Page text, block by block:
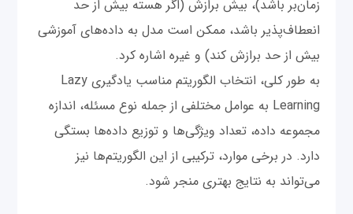
زمان‌بر باشد)، بیش برازش (اگر هسته بیش از حد
انعطاف‌پذیر باشد، ممکن است مدل به داده‌های آموزشی
بیش از حد برازش کند) و غیره اشاره کرد.
به طور کلی، انتخاب الگوریتم مناسب یادگیری Lazy
Learning به عوامل مختلفی از جمله نوع مسئله، اندازه
مجموعه داده، تعداد ویژگی‌ها و توزیع داده‌ها بستگی
دارد. در برخی موارد، ترکیبی از این الگوریتم‌ها نیز
می‌تواند به نتایج بهتری منجر شود.